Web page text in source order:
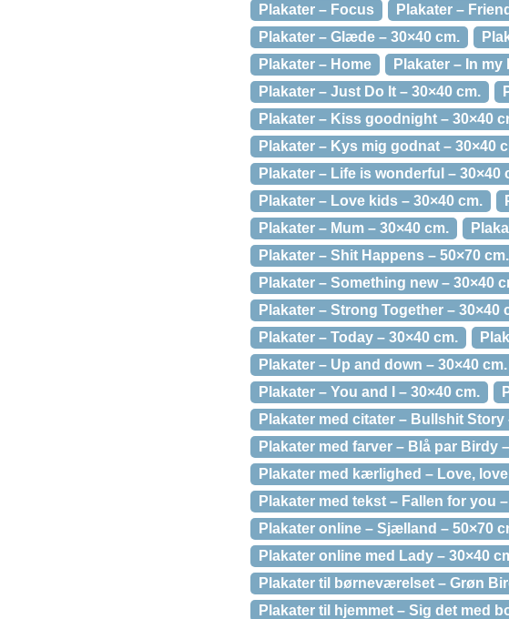
Plakater – Focus
Plakater –
Plakater – Glæde – 30×40 cm.
Plakater – Home
Plakater – In my
Plakater – Just Do It – 30×40 cm.
Plakater – Kiss goodnight – 30×40
Plakater – Kys mig godnat – 30×40
Plakater – Life is wonderful – 30×40
Plakater – Love kids – 30×40 cm.
Plakater – Mum – 30×40 cm.
Plakater – Shit Happens – 50×70 cm.
Plakater – Something new – 30×40
Plakater – Strong Together – 30×40
Plakater – Today – 30×40 cm.
Plakater – Up and down – 30×40 cm.
Plakater – You and I – 30×40 cm.
Plakater med citater – Bullshit Story
Plakater med farver – Blå par Birdy
Plakater med kærlighed – Love,
Plakater med tekst – Fallen for you
Plakater online – Sjælland – 50×70
Plakater online med Lady – 30×40
Plakater til børneværelset – Grøn
Plakater til hjemmet – Sig det med